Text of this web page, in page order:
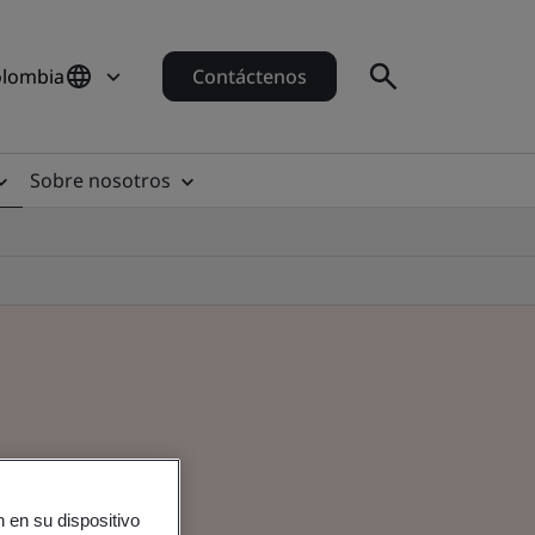
Contáctenos
Sobre nosotros
en su dispositivo